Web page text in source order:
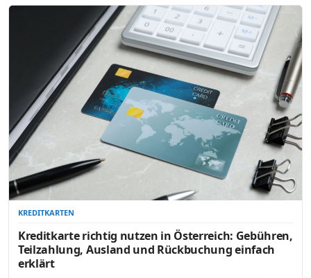
KREDITKARTEN
Kreditkarte richtig nutzen in Österreich: Gebühren,
Teilzahlung, Ausland und Rückbuchung einfach
erklärt